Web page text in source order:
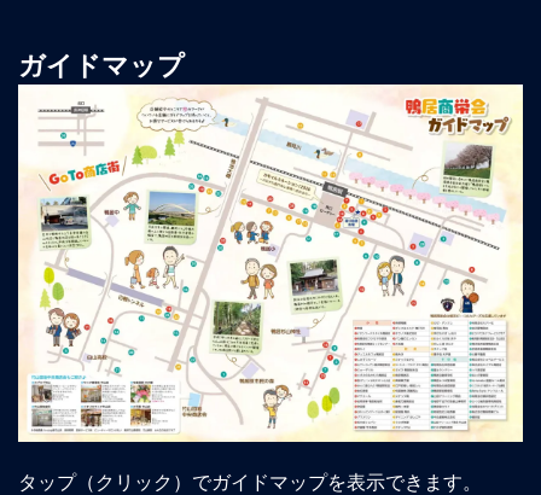
ガイドマップ
タップ（クリック）でガイドマップを表示できます。